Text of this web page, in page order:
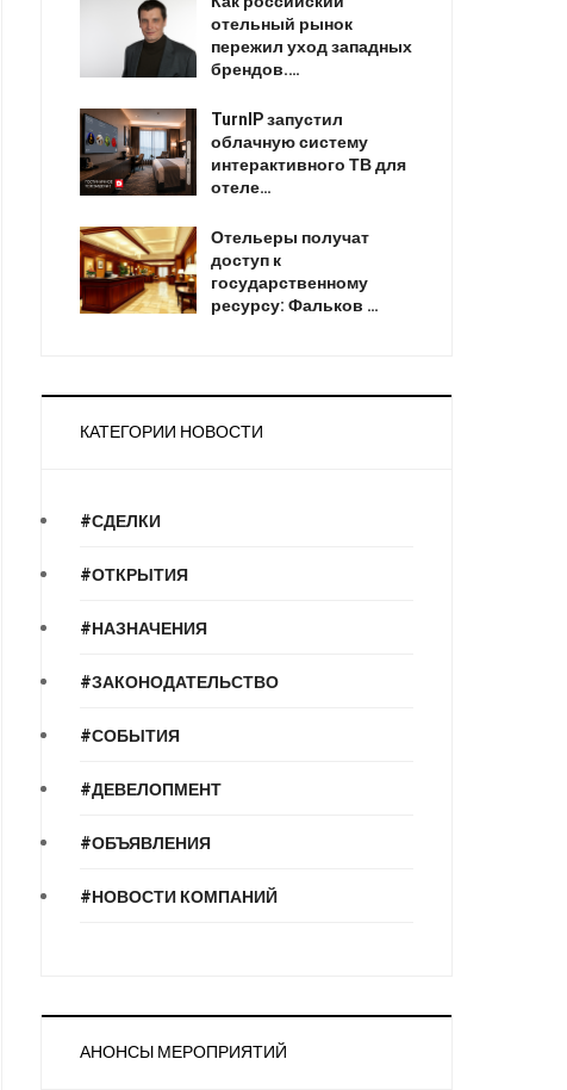
отельный рынок
пережил уход западных
брендов.…
TurnIP запустил
облачную систему
интерактивного ТВ для
отеле…
Отельеры получат
доступ к
государственному
ресурсу: Фальков …
КАТЕГОРИИ НОВОСТИ
#СДЕЛКИ
#ОТКРЫТИЯ
#НАЗНАЧЕНИЯ
#ЗАКОНОДАТЕЛЬСТВО
#СОБЫТИЯ
#ДЕВЕЛОПМЕНТ
#ОБЪЯВЛЕНИЯ
#НОВОСТИ КОМПАНИЙ
АНОНСЫ МЕРОПРИЯТИЙ